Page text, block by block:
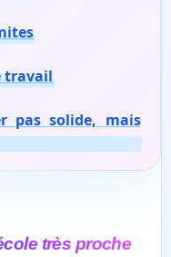
travail
pas solide, mais
très proche